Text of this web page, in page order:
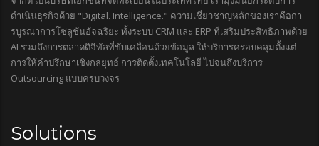
ดำเนินธุรกิจด้วย "Digital. Intelligence." ความเชี่ยวชาญหลักของเราคือกา
รบูรณาการโซลูชันอัจฉริยะ ทั้งระบบ CRM และ ERP ที่เสริมประสิทธิภาพด้วย
AI รวมถึงการตลาดดิจิทัลที่ขับเคลื่อนด้วยข้อมูล ให้บริการครอบคลุมตั้งแต่
การให้คำปรึกษาเชิงกลยุทธ์ การติดตั้งเทคโนโลยี ไปจนถึงบริการ
Outsourcing แบบครบวงจร
Solutions